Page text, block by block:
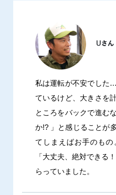
私は運転が不安でした
ているけど、大きさを
ところをバックで進む
か!? 」と感じることが
てしまえばお手のもの
「大丈夫、絶対できる
らっていました。